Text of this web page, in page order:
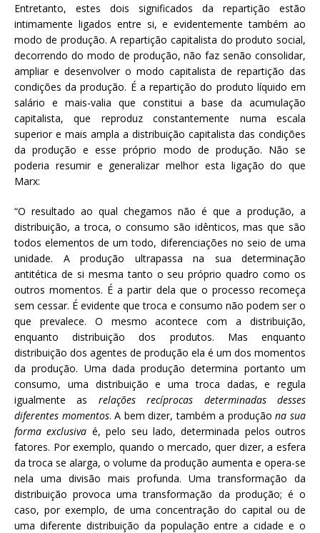
Entretanto, estes dois significados da repartição estão
intimamente ligados entre si, e evidentemente também ao
modo de produção. A repartição capitalista do produto social,
decorrendo do modo de produção, não faz senão consolidar,
ampliar e desenvolver o modo capitalista de repartição das
condições da produção. É a repartição do produto líquido em
salário e mais-valia que constitui a base da acumulação
capitalista, que reproduz constantemente numa escala
superior e mais ampla a distribuição capitalista das condições
da produção e esse próprio modo de produção. Não se
poderia resumir e generalizar melhor esta ligação do que
Marx:
“O resultado ao qual chegamos não é que a produção, a
distribuição, a troca, o consumo são idênticos, mas que são
todos elementos de um todo, diferenciações no seio de uma
unidade. A produção ultrapassa na sua determinação
antitética de si mesma tanto o seu próprio quadro como os
outros momentos. É a partir dela que o processo recomeça
sem cessar. É evidente que troca e consumo não podem ser o
que prevalece. O mesmo acontece com a distribuição,
enquanto distribuição dos produtos. Mas enquanto
distribuição dos agentes de produção ela é um dos momentos
da produção. Uma dada produção determina portanto um
consumo, uma distribuição e uma troca dadas, e regula
igualmente as relações recíprocas determinadas desses
diferentes momentos. A bem dizer, também a produçãona sua
forma exclusiva é, pelo seu lado, determinada pelos outros
fatores. Por exemplo, quando o mercado, quer dizer, a esfera
da troca se alarga, o volume da produção aumenta e opera-se
nela uma divisão mais profunda. Uma transformação da
distribuição provoca uma transformação da produção; é o
caso, por exemplo, de uma concentração do capital ou de
uma diferente distribuição da população entre a cidade e o